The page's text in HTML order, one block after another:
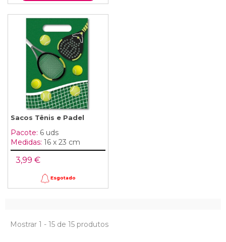
Sacos Tênis e Padel
Pacote: 6 uds
Medidas: 16 x 23 cm
3,99 €
Esgotado
Mostrar 1 - 15 de 15 produtos